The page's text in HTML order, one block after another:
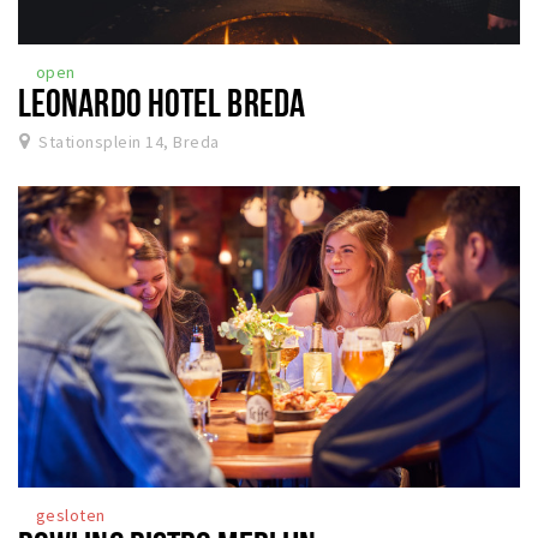
open
LEONARDO HOTEL BREDA
Stationsplein 14, Breda
gesloten